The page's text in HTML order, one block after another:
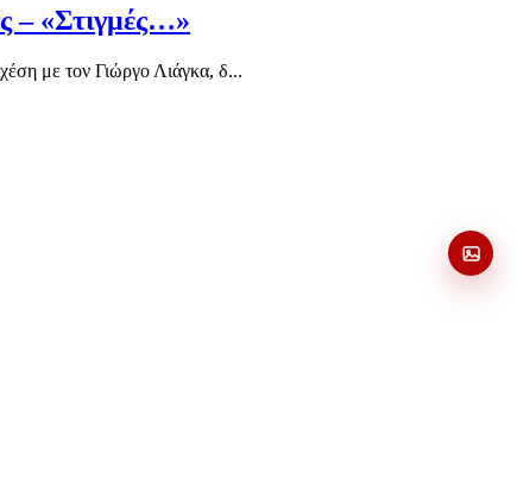
– «Στιγμές…»
με τον Γιώργο Λιάγκα, δ...